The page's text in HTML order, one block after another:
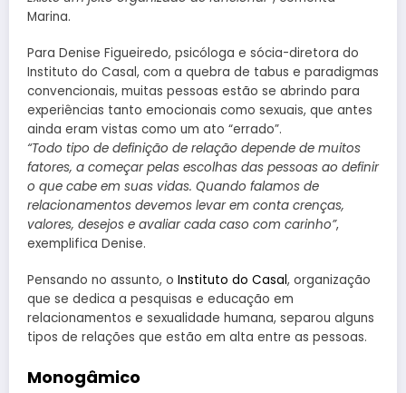
Marina.
Para Denise Figueiredo, psicóloga e sócia-diretora do
Instituto do Casal, com a quebra de tabus e paradigmas
convencionais, muitas pessoas estão se abrindo para
experiências tanto emocionais como sexuais, que antes
ainda eram vistas como um ato “errado”.
“Todo tipo de definição de relação depende de muitos
fatores, a começar pelas escolhas das pessoas ao definir
o que cabe em suas vidas. Quando falamos de
relacionamentos devemos levar em conta crenças,
valores, desejos e avaliar cada caso com carinho”,
exemplifica Denise.
Pensando no assunto, o Instituto do Casal, organização
que se dedica a pesquisas e educação em
relacionamentos e sexualidade humana, separou alguns
tipos de relações que estão em alta entre as pessoas.
Monogâmico